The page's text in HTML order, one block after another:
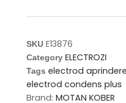
SKU E13876
Category ELECTROZI
Tags electrod aprindere
electrod condens plus
Brand: MOTAN KOBER